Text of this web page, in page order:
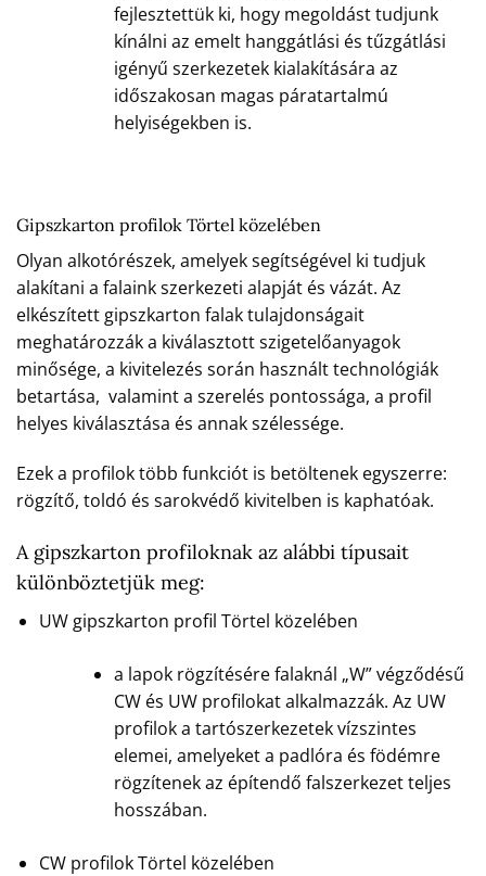
fejlesztettük ki, hogy megoldást tudjunk
kínálni az emelt hanggátlási és tűzgátlási
igényű szerkezetek kialakítására az
időszakosan magas páratartalmú
helyiségekben is.
Gipszkarton profilok Törtel közelében
Olyan alkotórészek, amelyek segítségével ki tudjuk
alakítani a falaink szerkezeti alapját és vázát. Az
elkészített gipszkarton falak tulajdonságait
meghatározzák a kiválasztott szigetelőanyagok
minősége, a kivitelezés során használt technológiák
betartása, valamint a szerelés pontossága, a profil
helyes kiválasztása és annak szélessége.
Ezek a profilok több funkciót is betöltenek egyszerre:
rögzítő, toldó és sarokvédő kivitelben is kaphatóak.
A gipszkarton profiloknak az alábbi típusait
különböztetjük meg:
UW gipszkarton profil Törtel közelében
a lapok rögzítésére falaknál „W” végződésű
CW és UW profilokat alkalmazzák. Az UW
profilok a tartószerkezetek vízszintes
elemei, amelyeket a padlóra és födémre
rögzítenek az építendő falszerkezet teljes
hosszában.
CW profilok Törtel közelében